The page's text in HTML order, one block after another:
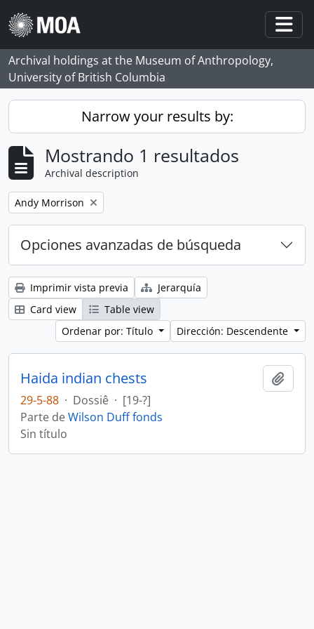
Skip to main content
Archival holdings at the Museum of Anthropology,
University of British Columbia
Narrow your results by:
Mostrando 1 resultados
Archival description
Remove filter:
Andy Morrison
Opciones avanzadas de búsqueda
Imprimir vista previa
Jerarquía
Card view
Table view
Ordenar por: Título
Dirección: Descendente
Haida indian chests
29-5-88 · Dossiê · [19-?]
Parte deWilson Duff fonds
Sin título